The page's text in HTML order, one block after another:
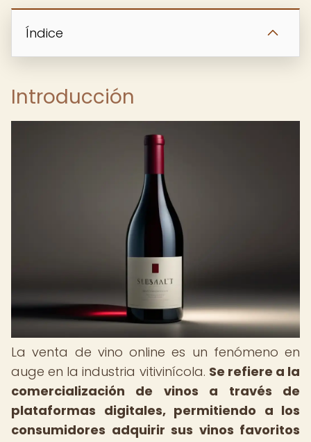
Índice
Introducción
La venta de vino online es un fenómeno en
auge en la industria vitivinícola. Se refiere a la
comercialización de vinos a través de
plataformas digitales, permitiendo a los
consumidores adquirir sus vinos favoritos